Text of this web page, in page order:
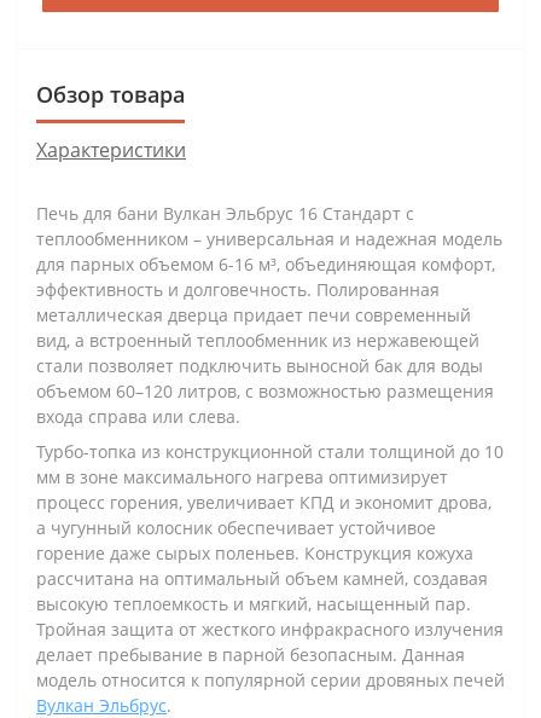
Обзор товара
Характеристики
Печь для бани Вулкан Эльбрус 16 Стандарт с
теплообменником – универсальная и надежная модель
для парных объемом 6-16 м³, объединяющая комфорт,
эффективность и долговечность. Полированная
металлическая дверца придает печи современный
вид, а встроенный теплообменник из нержавеющей
стали позволяет подключить выносной бак для воды
объемом 60–120 литров, с возможностью размещения
входа справа или слева.
Турбо-топка из конструкционной стали толщиной до 10
мм в зоне максимального нагрева оптимизирует
процесс горения, увеличивает КПД и экономит дрова,
а чугунный колосник обеспечивает устойчивое
горение даже сырых поленьев. Конструкция кожуха
рассчитана на оптимальный объем камней, создавая
высокую теплоемкость и мягкий, насыщенный пар.
Тройная защита от жесткого инфракрасного излучения
делает пребывание в парной безопасным. Данная
модель относится к популярной серии дровяных печей
Вулкан Эльбрус.